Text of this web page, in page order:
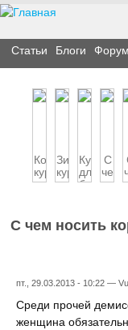
Статьи Блоги Форум
Кожаная
куртка:
какую
Зимние
куртки
для
Куртки
для
С
чем
С чем носить
пт., 29.03.2013 - 10:22 —
Среди прочей
женщина